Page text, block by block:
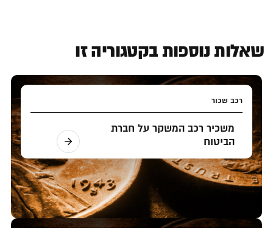
שאלות נוספות בקטגוריה זו
רכב שכור
משכיר רכב המשקר על חברת
הביטוח